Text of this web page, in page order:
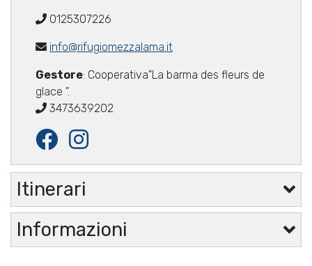
0125307226
info@rifugiomezzalama.it
Gestore: Cooperativa"La barma des fleurs de
glace ".
3473639202
Itinerari
Informazioni